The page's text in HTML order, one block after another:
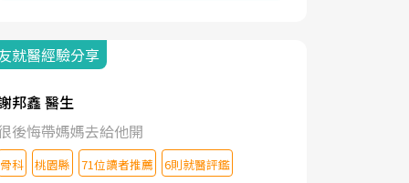
就醫經驗分享
邦鑫 醫生
後悔帶媽媽去給他開
骨科 桃園縣 71位讀者推薦 6則就醫評鑑